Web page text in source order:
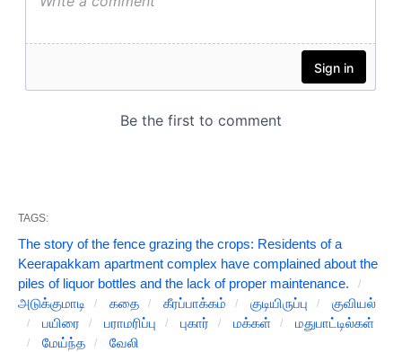
TAGS:
The story of the fence grazing the crops: Residents of a
Keerapakkam apartment complex have complained about the
piles of liquor bottles and the lack of proper maintenance.
அடுக்குமாடி
கதை கீரப்பாக்கம் குடியிருப்பு
குவியல்
பயிரை
பராமரிப்பு புகார் மக்கள்
மதுபாட்டில்கள்
மேய்ந்த
வேலி